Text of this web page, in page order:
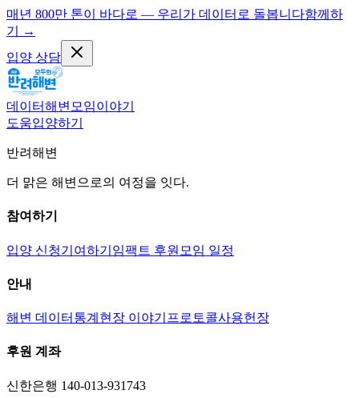
매년 800만 톤이 바다로 — 우리가 데이터로 돌봅니다함께하
기
→
입양 상담
데이터해변 모임이야기
도움입양하기
반려해변
더 맑은 해변으로의 여정을 잇다.
참여하기
입양 신청기여하기 임팩트 후원 모임 일정
안내
해변 데이터 통계 현장 이야기 프로토콜사용헌장
후원 계좌
신한은행 140-013-931743